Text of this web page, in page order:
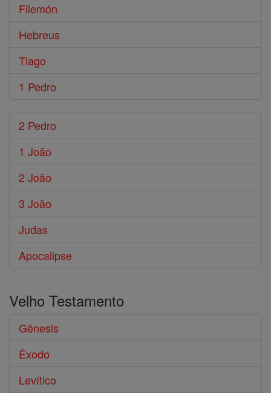
Filemón
Hebreus
Tiago
1 Pedro
2 Pedro
1 João
2 João
3 João
Judas
Apocalipse
Velho Testamento
Gênesis
Êxodo
Levítico